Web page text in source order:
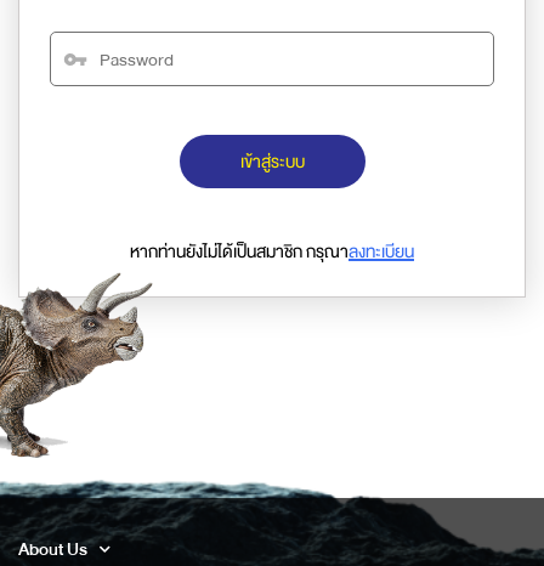
เข้าสู่ระบบ
หากท่านยังไม่ได้เป็นสมาชิก กรุณาลงทะเบียน
About Us